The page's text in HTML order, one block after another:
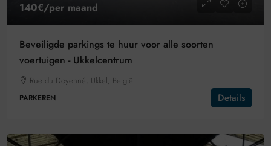
140€/per maand
Beveiligde parkings te huur voor alle soorten
voertuigen - Ukkelcentrum
Rue du Doyenné, Ukkel, België
PARKEREN Details